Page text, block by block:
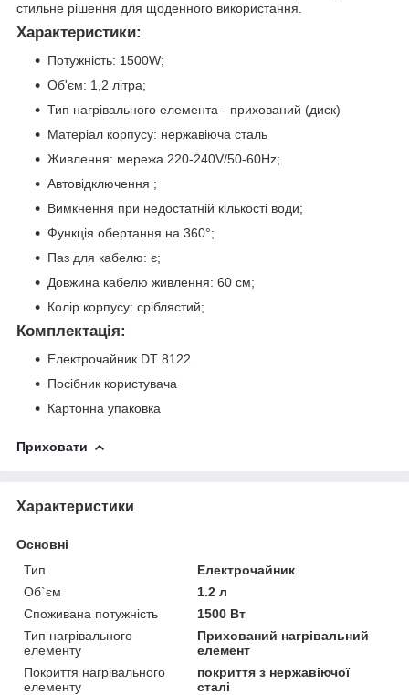
стильне рішення для щоденного використання.
Характеристики:
Потужність: 1500W;
Об'єм: 1,2 літра;
Тип нагрівального елемента - прихований (диск)
Матеріал корпусу: нержавіюча сталь
Живлення: мережа 220-240V/50-60Hz;
Автовідключення ;
Вимкнення при недостатній кількості води;
Функція обертання на 360°;
Паз для кабелю: є;
Довжина кабелю живлення: 60 см;
Колір корпусу: сріблястий;
Комплектація:
Електрочайник DT 8122
Посібник користувача
Картонна упаковка
Приховати
Характеристики
Основні
Тип
Електрочайник
Об`єм
1.2 л
Споживана потужність
1500 Вт
Тип нагрівального
елементу
Прихований нагрівальний
елемент
Покриття нагрівального
елементу
покриття з нержавіючої
сталі